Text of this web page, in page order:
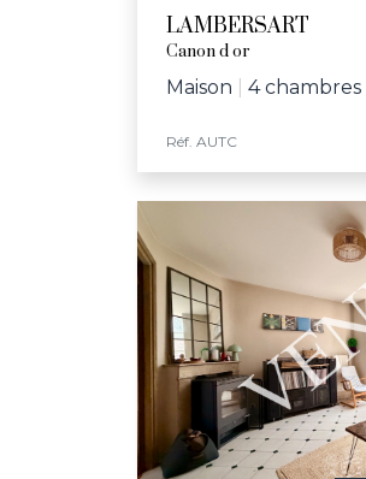
LAMBERSART
Canon d or
Maison 4 chambres
Réf. AUTC